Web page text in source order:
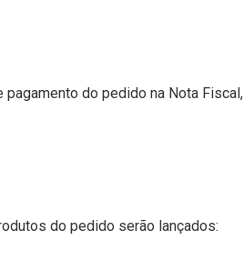
do pedido na Nota
do pedido serão lançados: